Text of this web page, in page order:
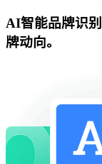
AI智能品牌识
牌动向。